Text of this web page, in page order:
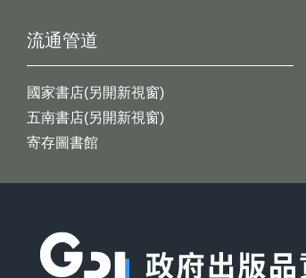
流通管道
國家書店(另開新視窗)
五南書店(另開新視窗)
寄存圖書館